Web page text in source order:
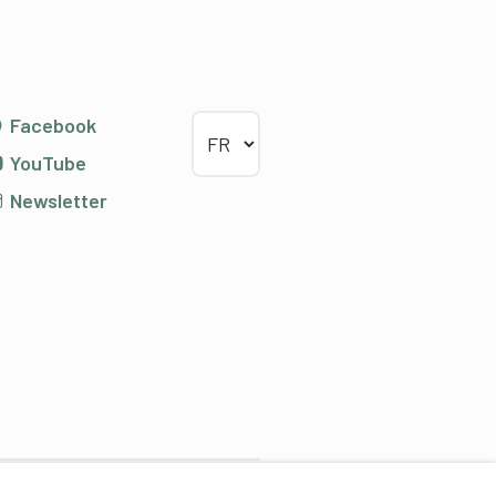
Facebook
YouTube
Newsletter